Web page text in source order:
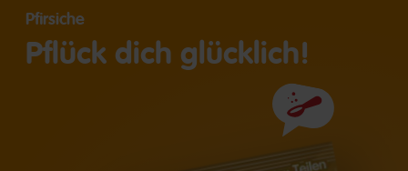
Pfirsiche
Pflück dich glücklich!
Zutaten